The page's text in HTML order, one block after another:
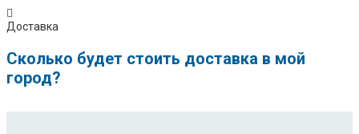
Доставка
Сколько будет стоить доставка в мой
город?